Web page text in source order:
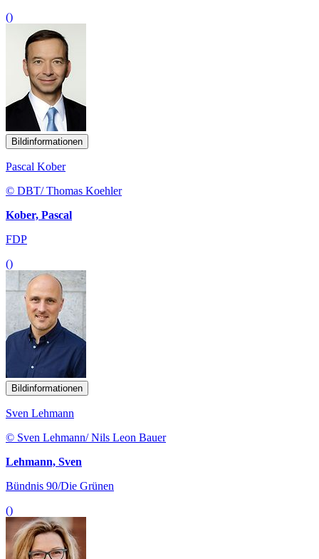
()
Bildinformationen
Pascal Kober
© DBT/ Thomas Koehler
Kober, Pascal
FDP
()
Bildinformationen
Sven Lehmann
© Sven Lehmann/ Nils Leon Bauer
Lehmann, Sven
Bündnis 90/Die Grünen
()